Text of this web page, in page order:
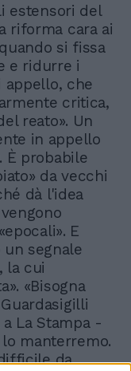
estensori del
riforma cara ai
si fissa
e ridurre i
che
critica,
reato». Un
in appello
È probabile
da vecchi
dà l'idea
E
segnale
la cui
«Bisogna
La Stampa -
manterremo.
da